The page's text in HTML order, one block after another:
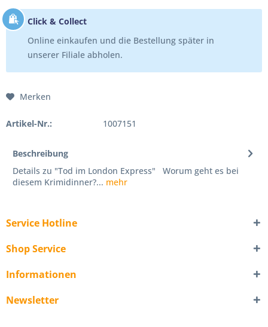
Click & Collect
Online einkaufen und die Bestellung später in
unserer Filiale abholen.
Merken
Artikel-Nr.: 1007151
Beschreibung
Details zu "Tod im London Express" Worum geht es bei
diesem Krimidinner?... mehr
Service Hotline
Shop Service
Informationen
Newsletter